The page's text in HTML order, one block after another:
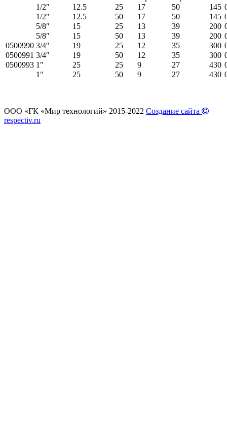
1/2″
12.5 25 17 50 145
1/2″
12.5 50 17 50 145
5/8″
15 25 13 39 200
5/8″
15 50 13 39 200
0500990 3/4″ 19 25 12 35 300
0500991 3/4″ 19 50 12 35 300
0500993 1″ 25 25 9 27 430
1″
25 50 9 27 430
ООО «ГК «Мир технологий» 2015-2022 Создание сайта
respectiv.ru